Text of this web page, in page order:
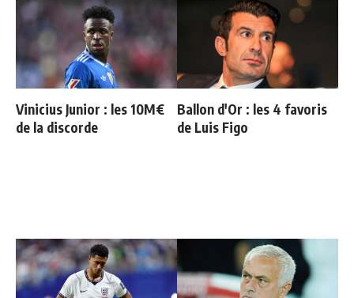
Vinicius Junior : les 10M€
de la discorde
Ballon d'Or : les 4 favoris
de Luis Figo